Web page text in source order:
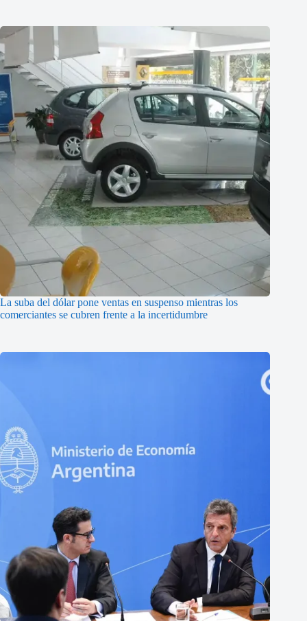
La suba del dólar pone ventas en suspenso mientras los
comerciantes se cubren frente a la incertidumbre